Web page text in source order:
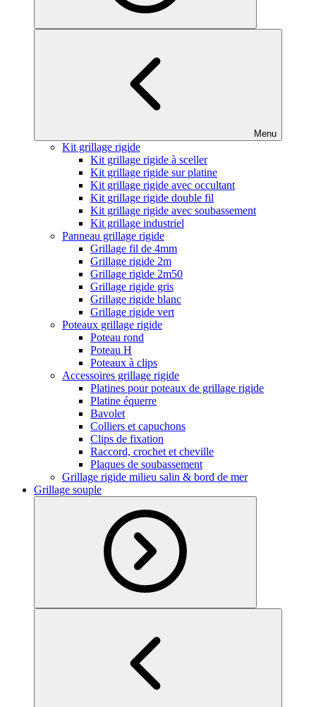
Menu
Kit grillage rigide
Kit grillage rigide à sceller
Kit grillage rigide sur platine
Kit grillage rigide avec occultant
Kit grillage rigide double fil
Kit grillage rigide avec soubassement
Kit grillage industriel
Panneau grillage rigide
Grillage fil de 4mm
Grillage rigide 2m
Grillage rigide 2m50
Grillage rigide gris
Grillage rigide blanc
Grillage rigide vert
Poteaux grillage rigide
Poteau rond
Poteau H
Poteaux à clips
Accessoires grillage rigide
Platines pour poteaux de grillage rigide
Platine équerre
Bavolet
Colliers et capuchons
Clips de fixation
Raccord, crochet et cheville
Plaques de soubassement
Grillage rigide milieu salin & bord de mer
Grillage souple